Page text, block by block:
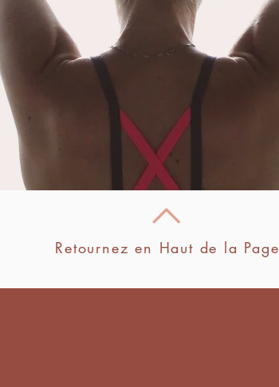
Retournez en Haut de la Page